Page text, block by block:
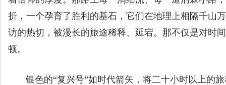
折，一个孕育了胜利的基石，它们在地理上相隔千山
访的热切，被漫长的旅途稀释、延宕。那不仅是对时
顿。
银色的“复兴号”如时代箭矢，将二十小时以上的旅